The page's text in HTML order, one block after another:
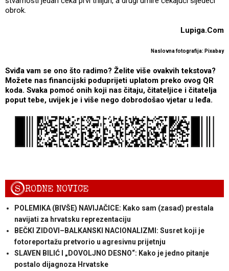
obrok.
Lupiga.Com
Naslovna fotografija: Pixabay
Sviđa vam se ono što radimo? Želite više ovakvih tekstova?
Možete nas financijski poduprijeti uplatom preko ovog QR
koda. Svaka pomoć onih koji nas čitaju, čitateljice i čitatelja
poput tebe, uvijek je i više nego dobrodošao vjetar u leđa.
SRODNE NOVICE
POLEMIKA (BIVŠE) NAVIJAČICE: Kako sam (zasad) prestala
navijati za hrvatsku reprezentaciju
BEČKI ZIDOVI–BALKANSKI NACIONALIZMI: Susret koji je
fotoreportažu pretvorio u agresivnu prijetnju
SLAVEN BILIĆ I „DOVOLJNO DESNO“: Kako je jedno pitanje
postalo dijagnoza Hrvatske